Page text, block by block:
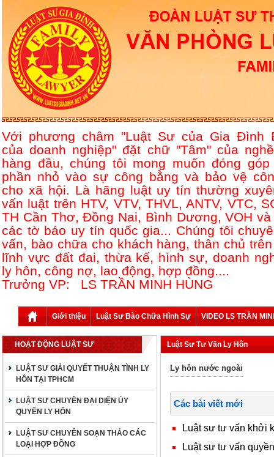
Với phương châm "Luật Sư của Gia Đình
của doanh nghiệp" đặt chữ "Tâm" của
hàng đầu, chúng tôi mong muốn đóng góp
phần nhỏ vào sự công bằng và bảo vệ
cho xã hội. Là hãng luật uy tín thường
vấn luật trên HTV, VTV, THVL, ANTV, VTC,
TH Cần Thơ, Đồng Nai, Bình Dương, VOH và
các tờ báo uy tín quốc gia... Chúng tôi
vấn, bào chữa cho khách hàng, thân chủ
lĩnh vực đất đai, thừa kế, hình sự, doanh
ly hôn, công nợ, lao động, hợp đồng....
Trưởng VP: LS TRẦN MINH HÙNG
Giới thiệu Luật Sư Bào Chữa Hình Sự VIDEO LS TRẦN
HOẠT ĐỘNG LUẬT SƯ
LUẬT SƯ GIẢI QUYẾT THUẬN TÌNH LY
HÔN TẠI TPHCM
LUẬT SƯ CHUYÊN ĐẠI DIỆN ỦY
QUYỀN LY HÔN
LUẬT SƯ CHUYÊN SOẠN THẢO CÁC
LOẠI HỢP ĐỒNG
Luật Sư Tư Vấn Ly Hôn
Ly hôn nước ngoài
Các bài viết mới
Luật sư tư vấn khởi
Luật sư tư vấn